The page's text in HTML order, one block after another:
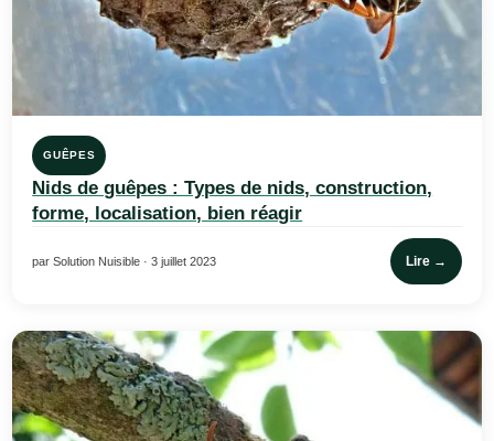
GUÊPES
Nids de guêpes : Types de nids, construction,
forme, localisation, bien réagir
par Solution Nuisible · 3 juillet 2023 Lire →